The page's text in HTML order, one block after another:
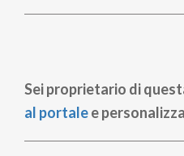
Sei proprietario di
al portalee